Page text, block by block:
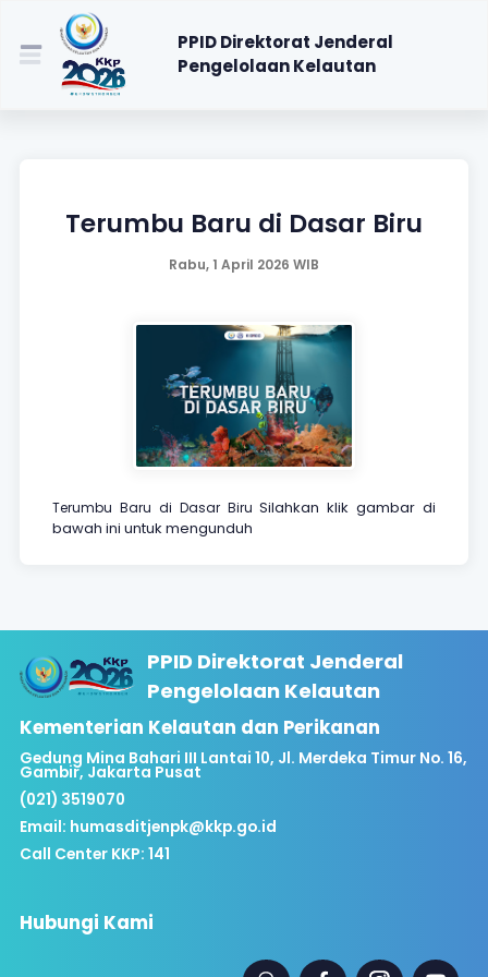
PPID Direktorat Jenderal
Pengelolaan Kelautan
Terumbu Baru di Dasar Biru
Rabu, 1 April 2026 WIB
Terumbu Baru di Dasar BiruSilahkan klik gambar di
bawah ini untuk mengunduh
PPID Direktorat Jenderal
Pengelolaan Kelautan
Kementerian Kelautan dan Perikanan
Gedung Mina Bahari III Lantai 10, Jl. Merdeka Timur No. 16,
Gambir, Jakarta Pusat
(021) 3519070
Email: humasditjenpk@kkp.go.id
Call Center KKP: 141
Hubungi Kami